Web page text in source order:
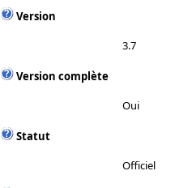
Version
3.7
Version complète
Oui
Statut
Officiel